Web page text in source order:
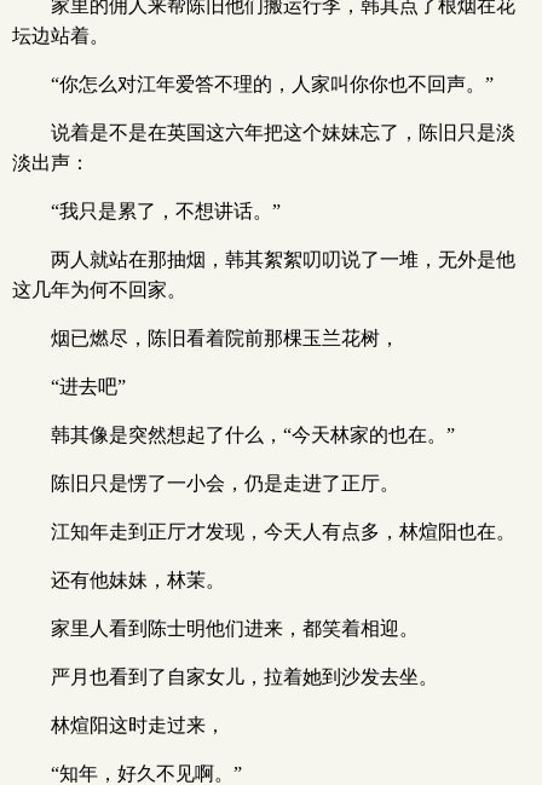
家里的佣人来帮陈旧他们搬运行李，韩其点了根烟在花
坛边站着。
“你怎么对江年爱答不理的，人家叫你你也不回声。”
说着是不是在英国这六年把这个妹妹忘了，陈旧只是淡
淡出声：
“我只是累了，不想讲话。”
两人就站在那抽烟，韩其絮絮叨叨说了一堆，无外是他
这几年为何不回家。
烟已燃尽，陈旧看着院前那棵玉兰花树，
“进去吧”
韩其像是突然想起了什么，“今天林家的也在。”
陈旧只是愣了一小会，仍是走进了正厅。
江知年走到正厅才发现，今天人有点多，林煊阳也在。
还有他妹妹，林茉。
家里人看到陈士明他们进来，都笑着相迎。
严月也看到了自家女儿，拉着她到沙发去坐。
林煊阳这时走过来，
“知年，好久不见啊。”